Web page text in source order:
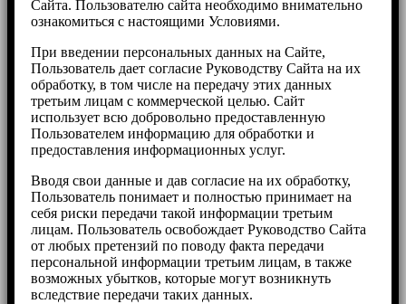
Cайта. Пользователю сайта необходимо внимательно
ознакомиться с настоящими Условиями.
При введении персональных данных на Сайте,
Пользователь дает согласие Руководству Сайта на их
обработку, в том числе на передачу этих данных
третьим лицам с коммерческой целью. Cайт
использует всю добровольно предоставленную
Пользователем информацию для обработки и
предоставления информационных услуг.
Вводя свои данные и дав согласие на их обработку,
Пользователь понимает и полностью принимает на
себя риски передачи такой информации третьим
лицам. Пользователь освобождает Руководство Сайта
от любых претензий по поводу факта передачи
персональной информации третьим лицам, в также
возможных убытков, которые могут возникнуть
вследствие передачи таких данных.